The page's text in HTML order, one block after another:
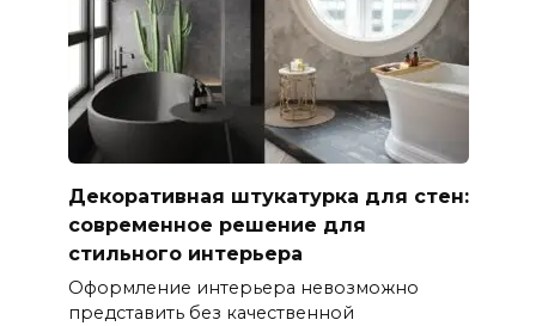
Декоративная штукатурка для стен:
современное решение для
стильного интерьера
Оформление интерьера невозможно
представить без качественной